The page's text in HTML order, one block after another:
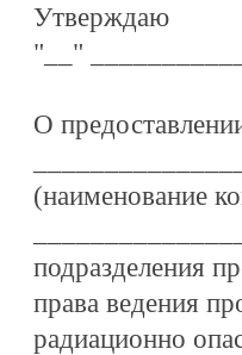
Утверждаю
"__"
О
(наименование
подразделения
права ведения
радиационно